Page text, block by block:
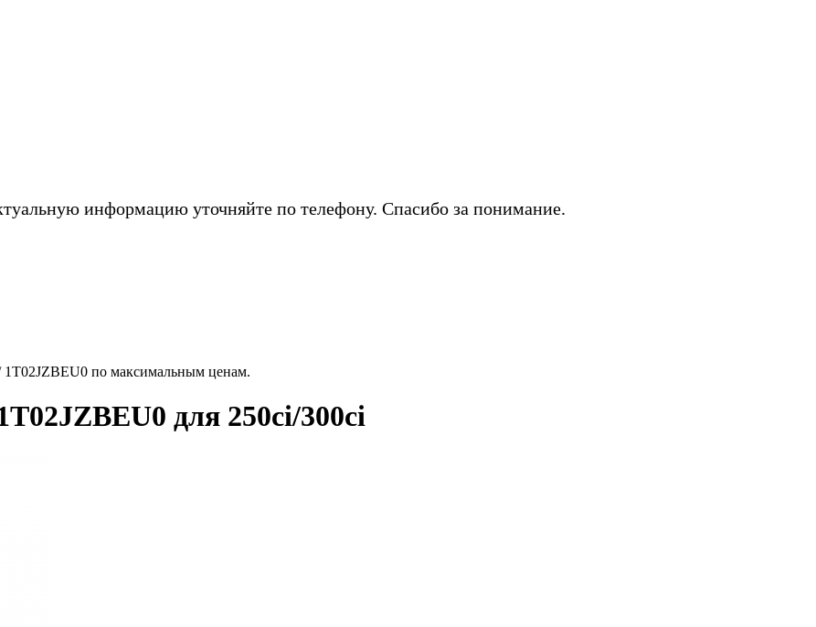
информацию уточняйте по телефону. Спасибо за понимание.
по максимальным ценам.
для 250ci/300ci